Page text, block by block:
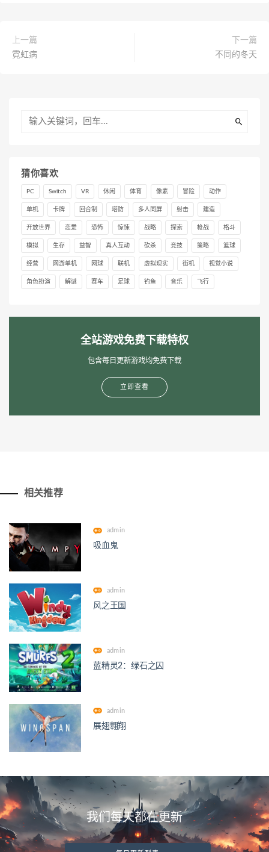
上一篇
霓虹病
下一篇
不同的冬天
猜你喜欢
PC Switch VR 休闲 体育 像素 冒险 动作
单机 卡牌 回合制 塔防 多人同屏 射击 建造
开放世界 恋爱 恐怖 惊悚 战略 探索 枪战 格斗
模拟 生存 益智 真人互动 砍杀 竞技 策略 篮球
经营 网游单机 网球 联机 虚拟现实 街机 视觉小说
角色扮演 解谜 赛车 足球 钓鱼 音乐 飞行
全站游戏免费下载特权
包含每日更新游戏均免费下载
立即查看
相关推荐
admin
吸血鬼
admin
风之王国
admin
蓝精灵2：绿石之囚
admin
展翅翱翔
我们每天都在更新